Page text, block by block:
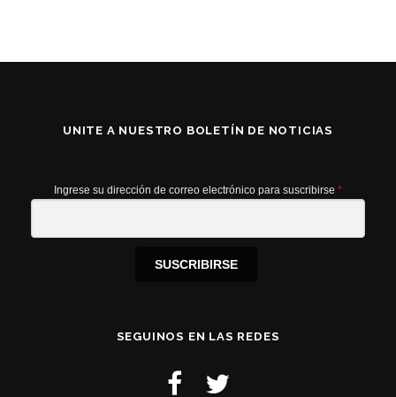
UNITE A NUESTRO BOLETÍN DE NOTICIAS
Ingrese su dirección de correo electrónico para suscribirse *
SUSCRIBIRSE
SEGUINOS EN LAS REDES